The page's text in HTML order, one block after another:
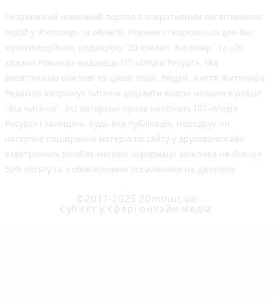
Незалежний новинний портал з оперативним висвітленням
подій у Житомирі та області. Новини створюються для Вас
мультимедійною редакцією "20 хвилин Житомир" та «20
хвилин Романів» видавець ПП «Медіа Ресурс». Ми
висвітлюємо важливі та цікаві події, людей, життя Житомира.
Редакція запрошує читачів додавати власні новини в розділ
"Від читачів". Усі авторські права належать ПП «Медіа
Ресурс» і захищені. Будь-яка публiкацiя, передрук чи
наступне поширення матеріалів сайту у друкованих або
електронних засобах масової інформації можлива не більше
50% обсягу та з обов'язковим посиланням на джерело.
©2017-2025 20minut.ua
Cуб'єкт у сфері онлайн-медіа;